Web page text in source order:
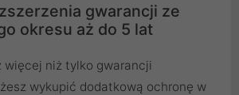
gwarancji ze
okresu aż do 5 lat
więcej niż tylko gwarancji
wykupić dodatkową ochronę w